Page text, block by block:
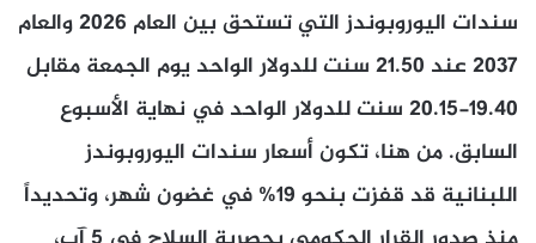
سندات اليوروبوندز التي تستحق بين العام 2026 والعام
2037 عند 21.50 سنت للدولار الواحد يوم الجمعة مقابل
19.40-20.15 سنت للدولار الواحد في نهاية الأسبوع
السابق. من هنا، تكون أسعار سندات اليوروبوندز
اللبنانية قد قفزت بنحو 19% في غضون شهر، وتحديداً